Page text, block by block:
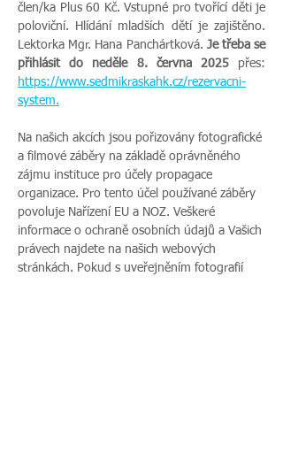
člen/ka Plus 60 Kč. Vstupné pro tvořící děti je
poloviční. Hlídání mladších dětí je zajištěno.
Lektorka Mgr. Hana Panchártková. Je třeba se
přihlásit do neděle 8. června 2025
https://www.sedmikraskahk.cz/rezervacni-
system.
Na našich akcích jsou pořizovány fotografické
a filmové záběry na základě oprávněného
zájmu instituce pro účely propagace
organizace. Pro tento účel používané záběry
povoluje Nařízení EU a NOZ. Veškeré
informace o ochraně osobních údajů a Vašich
právech najdete na našich webových
stránkách. Pokud s uveřejněním fotografií